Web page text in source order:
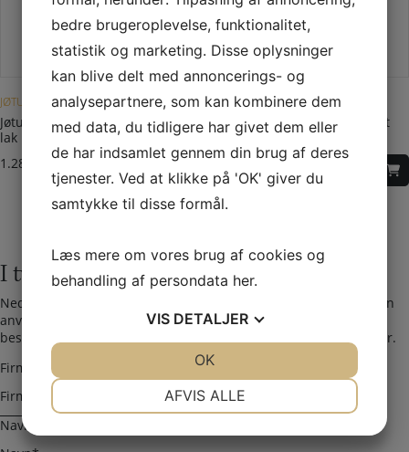
JØTUL F 105
Jøtul F 105 LL askehylde i sort
lak
1.288,00DKK
FRISKLUFTSTILSLUTNING
Jøtul friskluftsslange komplet
Ø100 mm
1.851,00DKK
I tvivl? Kontakt os i dag
Nedenfor kan du kontakte os. Den følgende kontaktformular kan
anvendes til alle spørgsmål som du ikke har fået svar på her. Vi
bestræber os på at besvare alle henvendelser indenfor 24 timer.
Firmanavn
Navn
bedre brugeroplevelse, funktionalitet,
statistik og marketing. Disse oplysninger
kan blive delt med annoncerings- og
analysepartnere, som kan kombinere dem
med data, du tidligere har givet dem eller
de har indsamlet gennem din brug af deres
tjenester. Ved at klikke på 'OK' giver du
samtykke til disse formål.
Læs mere om vores brug af cookies og
behandling af persondata her.
VIS DETALJER
AFVIS ALLE
OK